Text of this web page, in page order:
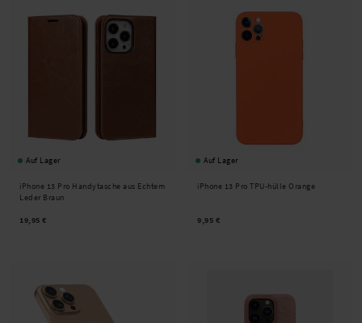
Auf Lager
iPhone 13 Pro Handytasche aus Echtem
Leder Braun
19,95 €
Auf Lager
iPhone 13 Pro TPU-hülle Orange
9,95 €